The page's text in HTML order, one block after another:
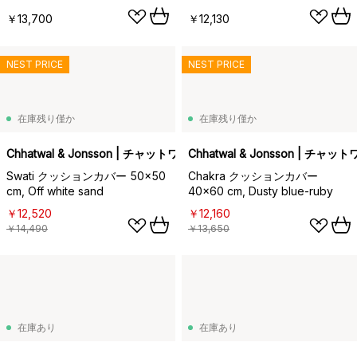
￥13,700
￥12,130
在庫残り僅か
Chhatwal & Jonsson | チャットワル＆ヨンソン
Swati クッションカバー 50x50
cm, Off white sand
￥12,520
￥14,490
NEST PRICE
在庫残り僅か
Chhatwal & Jonsson | チャット
Chakra クッションカバー
40x60 cm, Dusty blue-ruby
￥12,160
￥13,650
NEST PRICE
在庫あり 在庫あり